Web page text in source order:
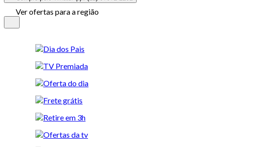
Ver ofertas para a região